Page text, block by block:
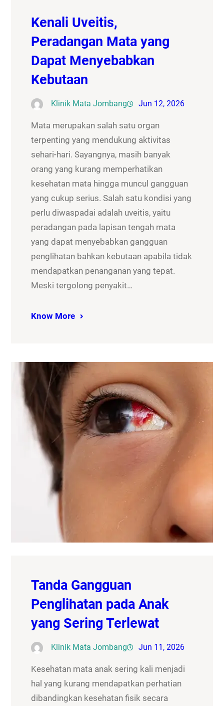
Kenali Uveitis,
Peradangan Mata yang
Dapat Menyebabkan
Kebutaan
Klinik Mata Jombang Jun 12, 2026
Mata merupakan salah satu organ
terpenting yang mendukung aktivitas
sehari-hari. Sayangnya, masih banyak
orang yang kurang memperhatikan
kesehatan mata hingga muncul gangguan
yang cukup serius. Salah satu kondisi yang
perlu diwaspadai adalah uveitis, yaitu
peradangan pada lapisan tengah mata
yang dapat menyebabkan gangguan
penglihatan bahkan kebutaan apabila tidak
mendapatkan penanganan yang tepat.
Meski tergolong penyakit…
Know More
Tanda Gangguan
Penglihatan pada Anak
yang Sering Terlewat
Klinik Mata Jombang Jun 11, 2026
Kesehatan mata anak sering kali menjadi
hal yang kurang mendapatkan perhatian
dibandingkan kesehatan fisik secara